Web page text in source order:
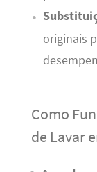
originais
Como
de Lavar